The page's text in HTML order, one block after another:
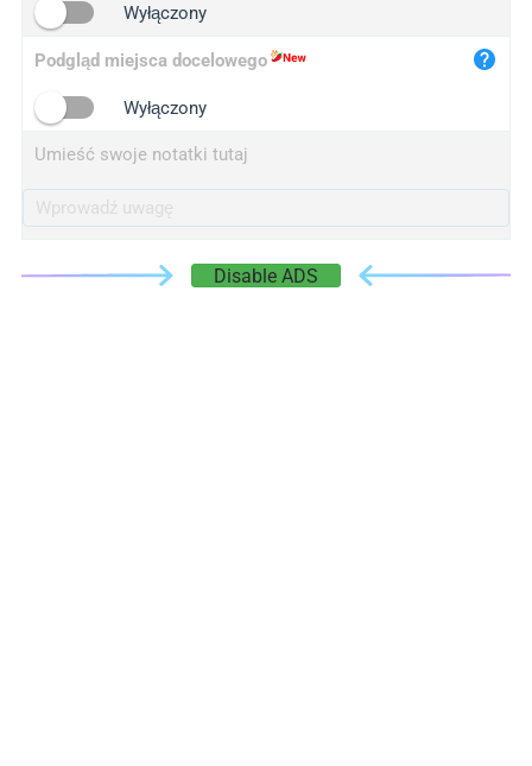
Wyłączony
Podgląd miejsca docelowego
Wyłączony
Umieść swoje notatki tutaj
Disable ADS